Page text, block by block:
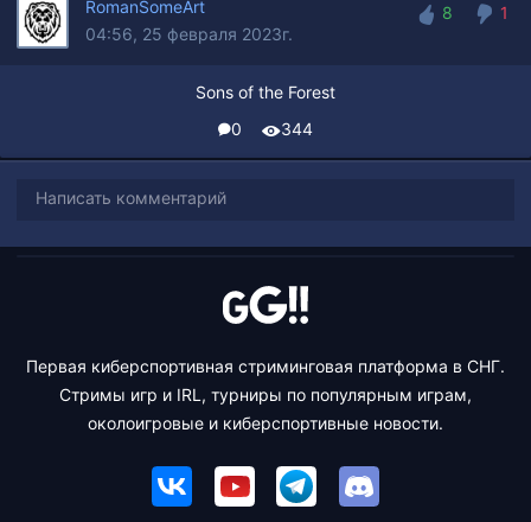
RomanSomeArt
04:56, 25 февраля 2023г.
8
1
Sons of the Forest
0
344
Написать комментарий
Первая киберспортивная стриминговая платформа в СНГ.
Стримы игр и IRL, турниры по популярным играм,
околоигровые и киберспортивные новости.